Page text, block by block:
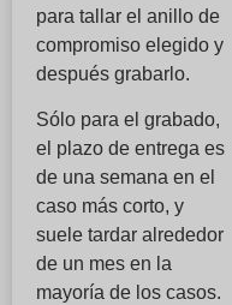
para tallar el anillo de
compromiso elegido y
después grabarlo.
Sólo para el grabado,
el plazo de entrega es
de una semana en el
caso más corto, y
suele tardar alrededor
de un mes en la
mayoría de los casos.